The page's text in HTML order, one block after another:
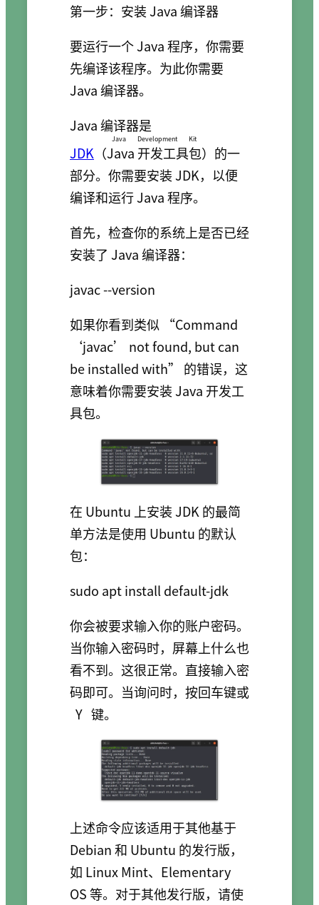
第一步：安装 Java 编译器
要运行一个 Java 程序，你需要
先编译该程序。为此你需要
Java 编译器。
Java 编译器是
JDK （Java 开发工具包
Java Development Kit
）的一
部分。你需要安装 JDK，以便
编译和运行 Java 程序。
首先，检查你的系统上是否已经
安装了 Java 编译器：
如果你看到类似 “Command
‘javac’ not found, but can
be installed with” 的错误，这
意味着你需要安装 Java 开发工
具包。
在 Ubuntu 上安装 JDK 的最简
单方法是使用 Ubuntu 的默认
包：
你会被要求输入你的账户密码。
当你输入密码时，屏幕上什么也
看不到。这很正常。直接输入密
码即可。当询问时，按回车键或
Y 键。
上述命令应该适用于其他基于
Debian 和 Ubuntu 的发行版，
如 Linux Mint、Elementary
OS 等。对于其他发行版，请使